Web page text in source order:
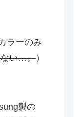
ラーのみ
ない…。）
製の